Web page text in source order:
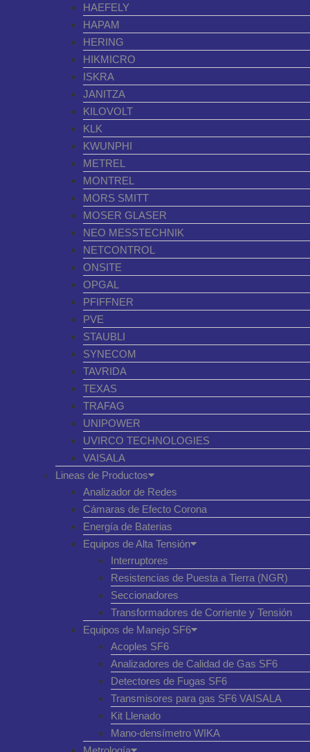
HAEFELY
HAPAM
HERING
HIKMICRO
ISKRA
JANITZA
KILOVOLT
KLK
KWUNPHI
METREL
MONTREL
MORS SMITT
MOSER GLASER
NEO MESSTECHNIK
NETCONTROL
ONSITE
OPGAL
PFIFFNER
PVE
STAUBLI
SYNECOM
TAVRIDA
TEXAS
TRAFAG
UNIPOWER
UVIRCO TECHNOLOGIES
VAISALA
Lineas de Productos
Analizador de Redes
Cámaras de Efecto Corona
Energía de Baterias
Equipos de Alta Tensión
Interruptores
Resistencias de Puesta a Tierra (NGR)
Seccionadores
Transformadores de Corriente y Tensión
Equipos de Manejo SF6
Acoples SF6
Analizadores de Calidad de Gas SF6
Detectores de Fugas SF6
Transmisores para gas SF6 VAISALA
Kit Llenado
Mano-densímetro WIKA